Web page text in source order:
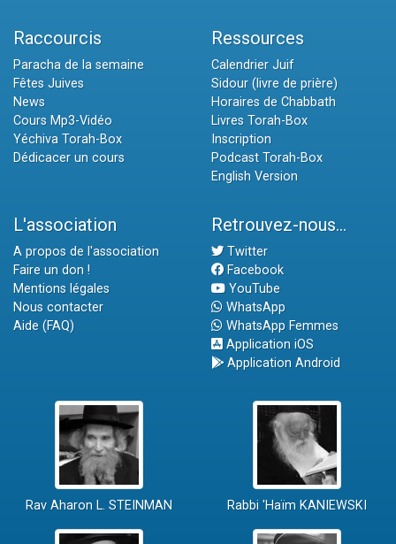
Raccourcis
Paracha de la semaine
Fêtes Juives
News
Cours Mp3-Vidéo
Yéchiva Torah-Box
Dédicacer un cours
Ressources
Calendrier Juif
Sidour (livre de prière)
Horaires de Chabbath
Livres Torah-Box
Inscription
Podcast Torah-Box
English Version
L'association
A propos de l'association
Faire un don !
Mentions légales
Nous contacter
Aide (FAQ)
Retrouvez-nous...
Twitter
Facebook
YouTube
WhatsApp
WhatsApp Femmes
Application iOS
Application Android
Rav Aharon L. STEINMAN Rabbi 'Haïm KANIEWSKI